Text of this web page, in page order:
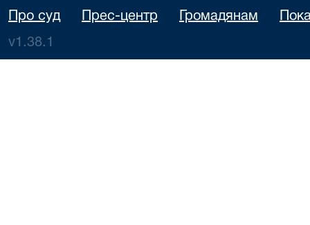
Про суд Прес-центр Громадянам
v1.38.1